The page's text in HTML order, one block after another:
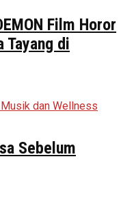
Film Horor
Tayang di
Sebelum